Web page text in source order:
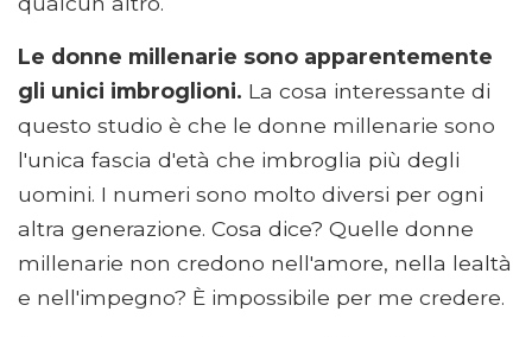
Le donne millenarie sono apparentemente
gli unici imbroglioni. La cosa interessante di
questo studio è che le donne millenarie sono
l'unica fascia d'età che imbroglia più degli
uomini. I numeri sono molto diversi per ogni
altra generazione. Cosa dice? Quelle donne
millenarie non credono nell'amore, nella lealtà
e nell'impegno? È impossibile per me credere.